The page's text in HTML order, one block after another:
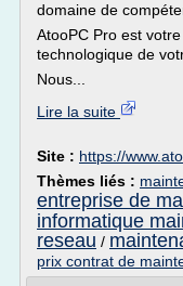
domaine de
AtooPC Pro est
technologique de
Nous...
Lire la suite
Site : https://
Thèmes liés :
entreprise de
informatique
reseau /
prix contrat de